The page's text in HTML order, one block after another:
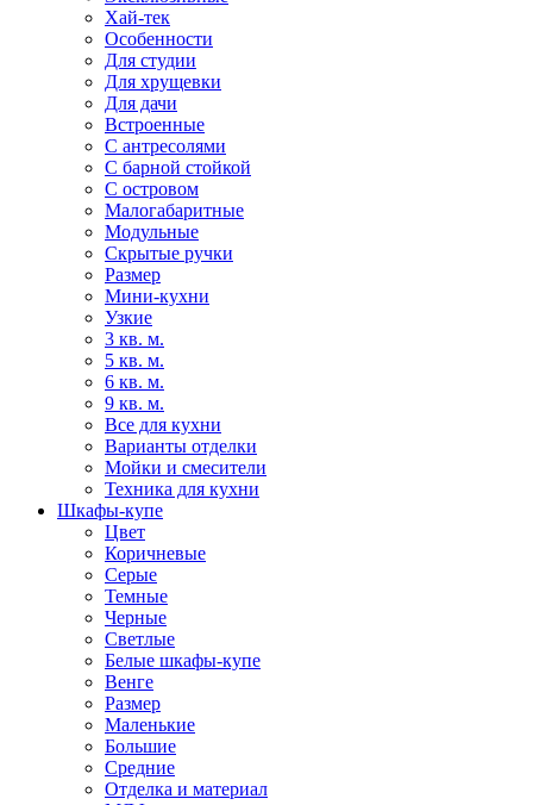
Хай-тек
Особенности
Для студии
Для хрущевки
Для дачи
Встроенные
С антресолями
С барной стойкой
С островом
Малогабаритные
Модульные
Скрытые ручки
Размер
Мини-кухни
Узкие
3 кв. м.
5 кв. м.
6 кв. м.
9 кв. м.
Все для кухни
Варианты отделки
Мойки и смесители
Техника для кухни
Шкафы-купе
Цвет
Коричневые
Серые
Темные
Черные
Светлые
Белые шкафы-купе
Венге
Размер
Маленькие
Большие
Средние
Отделка и материал